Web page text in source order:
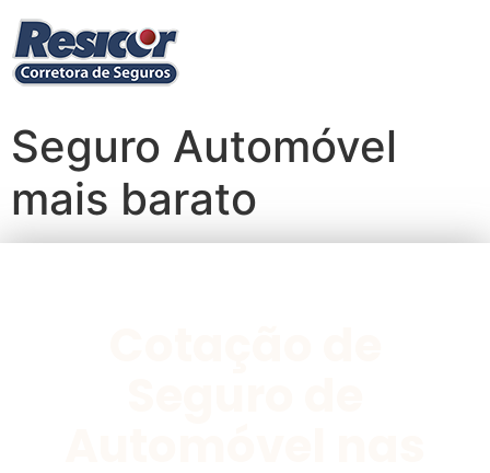
Seguro Automóvel
mais barato